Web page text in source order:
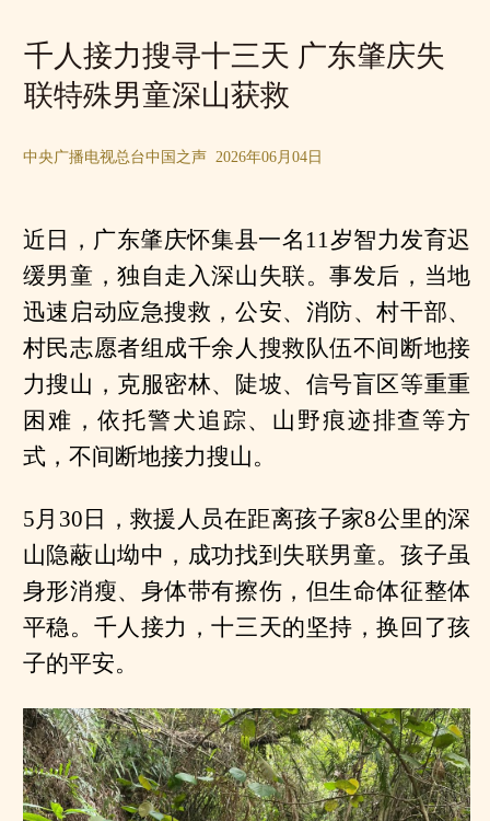
千人接力搜寻十三天 广东肇庆失
联特殊男童深山获救
中央广播电视总台中国之声 2026年06月04日
近日，广东肇庆怀集县一名11岁智力发育迟
缓男童，独自走入深山失联。事发后，当地
迅速启动应急搜救，公安、消防、村干部、
村民志愿者组成千余人搜救队伍不间断地接
力搜山，克服密林、陡坡、信号盲区等重重
困难，依托警犬追踪、山野痕迹排查等方
式，不间断地接力搜山。
5月30日，救援人员在距离孩子家8公里的深
山隐蔽山坳中，成功找到失联男童。孩子虽
身形消瘦、身体带有擦伤，但生命体征整体
平稳。千人接力，十三天的坚持，换回了孩
子的平安。